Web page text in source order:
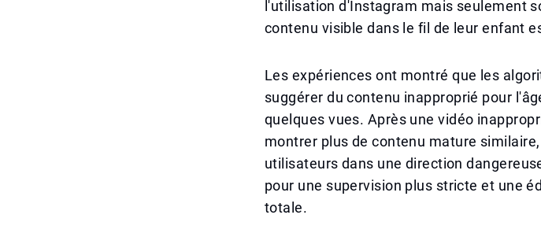
l'utilisation d'Instagram mais seulement
contenu visible dans le fil de leur enfant
Les expériences ont montré que les
suggérer du contenu inapproprié pour
quelques vues. Après une vidéo
montrer plus de contenu mature
utilisateurs dans une direction
pour une supervision plus stricte et une
totale.